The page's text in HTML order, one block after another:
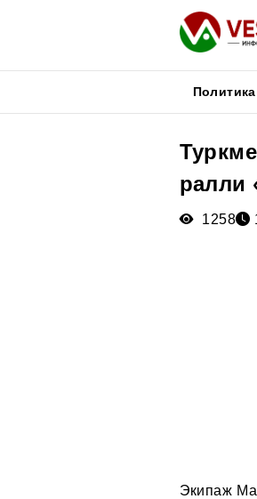
Политика
ралли
1258
Экипаж